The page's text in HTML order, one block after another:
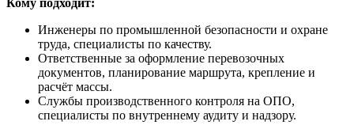
Инженеры по промышленной безопасности и охране
труда, специалисты по качеству.
Ответственные за оформление перевозочных
документов, планирование маршрута, крепление и
расчёт массы.
Службы производственного контроля на ОПО,
специалисты по внутреннему аудиту и надзору.